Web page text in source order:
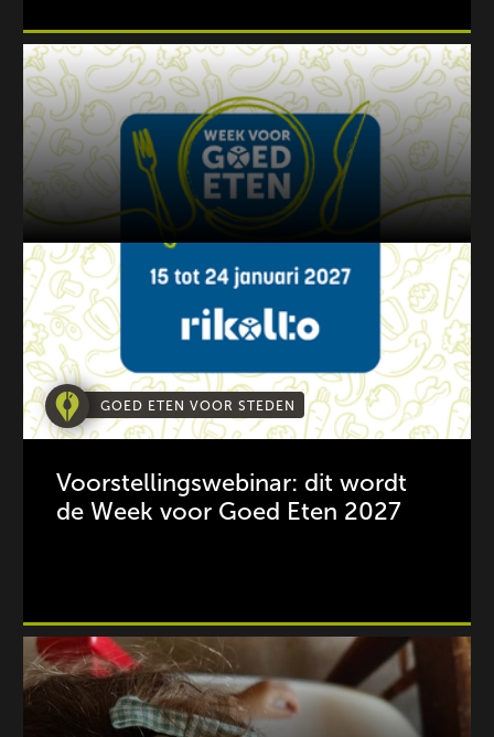
GOED ETEN VOOR STEDEN
Voorstellingswebinar: dit wordt
de Week voor Goed Eten 2027